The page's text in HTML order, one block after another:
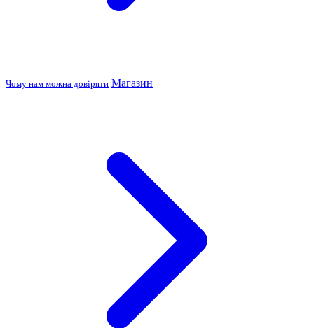
Чому нам можна довіряти Магазин